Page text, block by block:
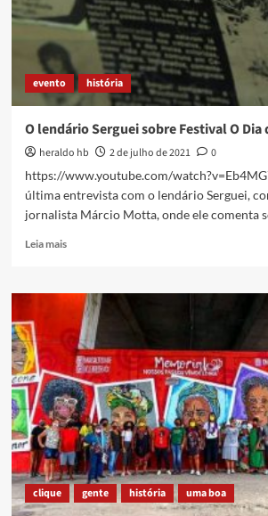
evento história
O lendário Serguei sobre Festival O Dia
heraldo hb 2 de julho de 2021
0
https://www.youtube.com/
última entrevista com o lendário Serguei,
jornalista Márcio Motta, onde ele comenta
Leia maisRead
O
lendário
Serguei
sobre
Festival
O
Dia
da
Criação
clique gente história uma boa